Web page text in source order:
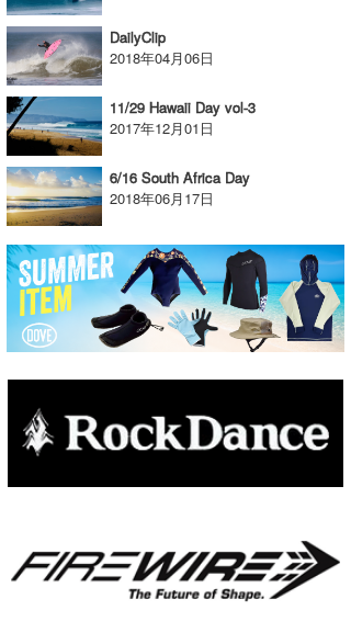
DailyClip
2018年04月06日
11/29 Hawaii Day vol-3
2017年12月01日
6/16 South Africa Day
2018年06月17日